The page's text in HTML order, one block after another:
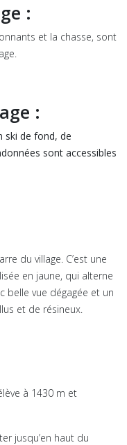
:
et la chasse, sont
:
ski de fond, de
sont accessibles
du village. C’est une
en jaune, qui alterne
belle vue dégagée et un
et de résineux.
à 1430 m et
jusqu’en haut du